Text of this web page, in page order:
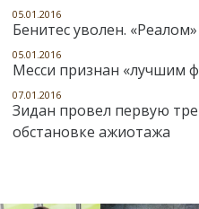
05.01.2016
Бенитес уволен.
05.01.2016
Месси признан «лучшим
07.01.2016
Зидан провел первую
обстановке ажиотажа